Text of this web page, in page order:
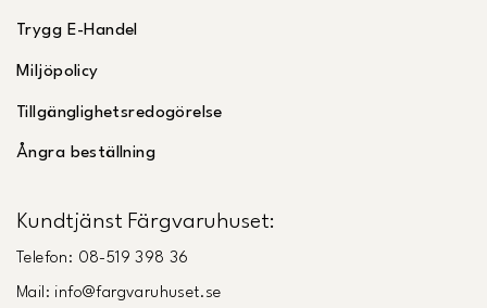
Trygg E-Handel
Miljöpolicy
Tillgänglighetsredogörelse
Ångra beställning
Kundtjänst Färgvaruhuset:
Telefon: 08-519 398 36
Mail: info@fargvaruhuset.se